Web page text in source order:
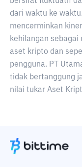
dari waktu ke
mencerminkan
kehilangan
aset kripto dan
pengguna. PT
tidak bertanggung
nilai tukar Aset